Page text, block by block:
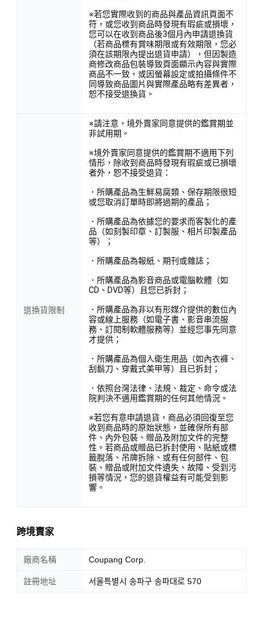
※若您實際收到的商品與產品資訊頁面不
符，或您收到商品時發現有瑕疵或損壞，
您可以在收到商品後3個月內申請退換貨
（若商品標有賞味期限或有效期限，您必
須在該期限內提出退貨申請），但因製造
商修改商品包裝導致頁面顯示內容與實際
商品不一致，或因螢幕設定或拍攝條件不
同導致商品圖片與實際產品略有差異者，
恕不接受退換貨。
退換貨限制
※請注意，境外賣家同意提供的鑑賞期並
非試用期。
※境外賣家同意提供的鑑賞期不適用下列
情形，除收到商品時發現有瑕疵或已損壞
者外，恕不接受退貨：
．所購產品為生鮮易腐類、保存期限很短
或您取消訂單時即將過期的產品；
．所購產品為依據您的要求而客製化的產
品（如刻製印章、訂製服、相片印製產品
等）；
．所購產品為報紙、期刊或雜誌；
．所購產品為影音商品或電腦軟體（如
CD、DVD等）且您已拆封；
．所購產品為非以有形媒介提供的數位內
容或線上服務（如電子書、影音串流服
務、訂閱制軟體服務等）並經您事先同意
才提供；
．所購產品為個人衛生用品（如內衣褲、
刮鬍刀、穿戴式美甲等）且已拆封；
．依照台灣法律、法規、裁定、命令或法
院判決不適用鑑賞期的任何其他情況。
※若您有意申請退貨，商品必須回復至您
收到商品時的原始狀態，並確保所有部
件、內外包裝、贈品及附加文件的完整
性。若商品或贈品已拆封使用、貼紙或標
籤脫落、吊牌拆除、或有任何部件、包
裝、贈品或附加文件遺失、故障、受到污
損等情況，您的退貨權益有可能受到影
響。
跨境賣家
廠商名稱 Coupang Corp.
註冊地址 서울특별시 송파구 송파대로 570